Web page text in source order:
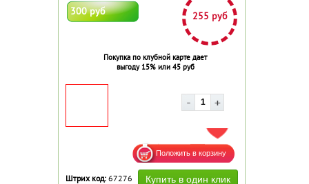
300 руб 255 руб
Покупка по клубной карте дает
выгоду 15% или 45 руб
ДОБАВИТЬ В ИЗБРАННОЕ
Штрих код: 67276